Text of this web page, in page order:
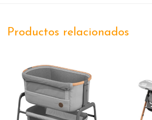
Productos relacionados